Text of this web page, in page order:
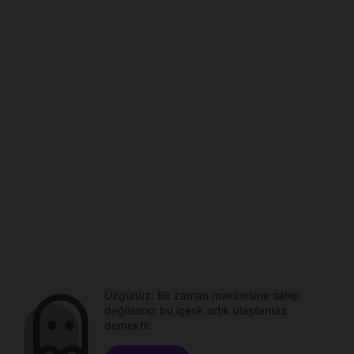
Üzgünüz. Bir zaman makinesine sahip
değilseniz bu içerik artık ulaşılamaz
demektir.